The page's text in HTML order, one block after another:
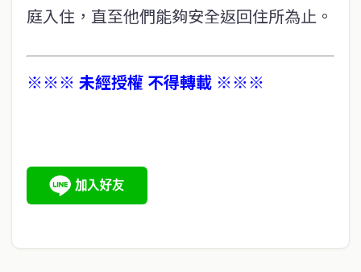
庭入住，直至他們能夠安全返回住所為止。
※※※ 未經授權 不得轉載 ※※※